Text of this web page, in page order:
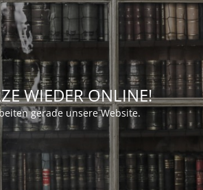
WIEDER ONLINE!
gerade unsere Website.